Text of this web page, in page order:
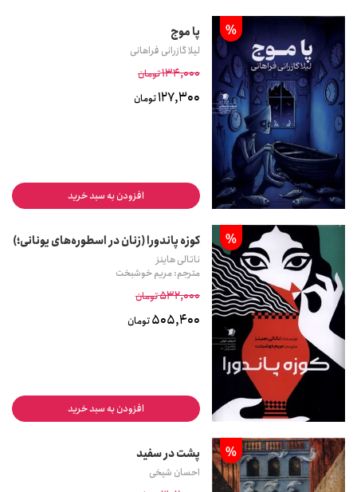
% پا موج
لیلا گازرانی فراهانی
134,000تومان
127,300تومان
افزودن به سبد خرید
% کوزه پاندورا (زنان در اسطوره‌های یونانی؛)
ناتالی هاینز
مترجم: مریم خوشبخت
532,000تومان
505,400تومان
افزودن به سبد خرید
% پشت در سفید
احسان شیخی